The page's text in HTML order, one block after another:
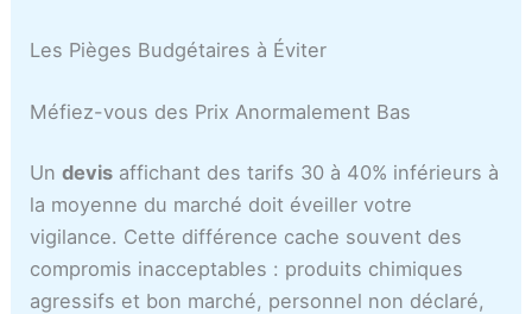
Les Pièges Budgétaires à Éviter
Méfiez-vous des Prix Anormalement Bas
Undevis affichant des tarifs 30 à 40% inférieurs à
la moyenne du marché doit éveiller votre
vigilance. Cette différence cache souvent des
compromis inacceptables : produits chimiques
agressifs et bon marché, personnel non déclaré,